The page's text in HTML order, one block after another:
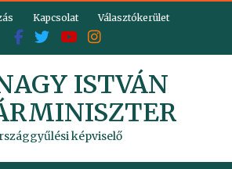
Kapcsolat Választókerület
ISTVÁN
képviselő